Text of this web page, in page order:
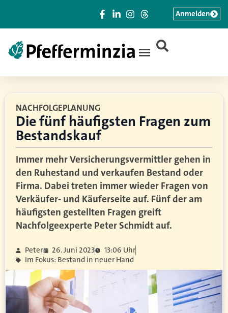
|
Anmelden
NACHFOLGEPLANUNG
Die fünf häufigsten Fragen zum
Bestandskauf
Immer mehr Versicherungsvermittler gehen in
den Ruhestand und verkaufen Bestand oder
Firma. Dabei treten immer wieder Fragen von
Verkäufer- und Käuferseite auf. Fünf der am
häufigsten gestellten Fragen greift
Nachfolgeexperte Peter Schmidt auf.
Peter 26. Juni 2023
13:06 Uhr
Im Fokus: Bestand in neuer Hand